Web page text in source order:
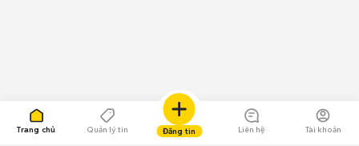
Trang chủ Quản lý tin Đăng tin Liên hệ Tài khoản